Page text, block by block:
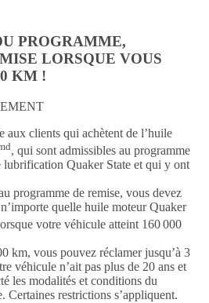
PROGRAMME,
LORSQUE VOUS
KM !
aux clients qui achètent de l’huile
, qui sont admissibles au programme
lubrification Quaker State et qui y ont
programme de remise, vous devez
quelle huile moteur Quaker
votre véhicule atteint 160 000
km, vous pouvez réclamer jusqu’à 3
véhicule n’ait pas plus de 20 ans et
les modalités et conditions du
Certaines restrictions s’appliquent.